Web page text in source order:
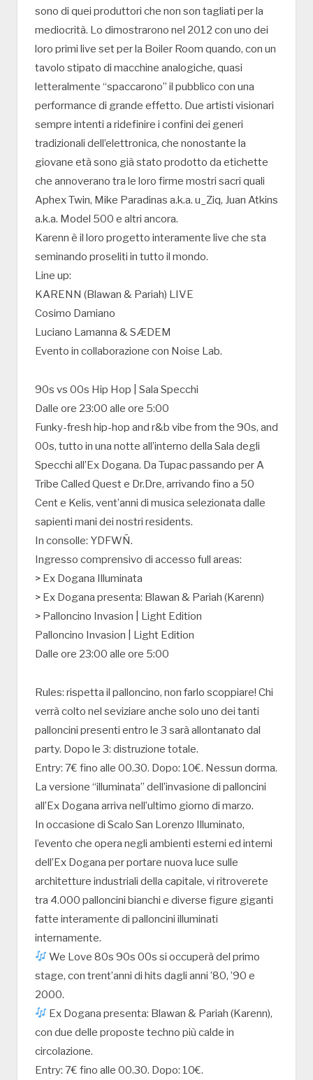
sono di quei produttori che non son tagliati per la
mediocrità. Lo dimostrarono nel 2012 con uno dei
loro primi live set per la Boiler Room quando, con un
tavolo stipato di macchine analogiche, quasi
letteralmente “spaccarono” il pubblico con una
performance di grande effetto. Due artisti visionari
sempre intenti a ridefinire i confini dei generi
tradizionali dell’elettronica, che nonostante la
giovane età sono già stato prodotto da etichette
che annoverano tra le loro firme mostri sacri quali
Aphex Twin, Mike Paradinas a.k.a. u_Ziq, Juan Atkins
a.k.a. Model 500 e altri ancora.
Karenn è il loro progetto interamente live che sta
seminando proseliti in tutto il mondo.
Line up:
KARENN (Blawan & Pariah) LIVE
Cosimo Damiano
Luciano Lamanna & SÆDEM
Evento in collaborazione con Noise Lab.
90s vs 00s Hip Hop | Sala Specchi
Dalle ore 23:00 alle ore 5:00
Funky-fresh hip-hop and r&b vibe from the 90s, and
00s, tutto in una notte all’interno della Sala degli
Specchi all’Ex Dogana. Da Tupac passando per A
Tribe Called Quest e Dr.Dre, arrivando fino a 50
Cent e Kelis, vent’anni di musica selezionata dalle
sapienti mani dei nostri residents.
In consolle: YDFWÑ.
Ingresso comprensivo di accesso full areas:
> Ex Dogana Illuminata
> Ex Dogana presenta: Blawan & Pariah (Karenn)
> Palloncino Invasion | Light Edition
Palloncino Invasion | Light Edition
Dalle ore 23:00 alle ore 5:00
Rules: rispetta il palloncino, non farlo scoppiare! Chi
verrà colto nel seviziare anche solo uno dei tanti
palloncini presenti entro le 3 sarà allontanato dal
party. Dopo le 3: distruzione totale.
Entry: 7€ fino alle 00.30. Dopo: 10€. Nessun dorma.
La versione “illuminata” dell’invasione di palloncini
all’Ex Dogana arriva nell’ultimo giorno di marzo.
In occasione di Scalo San Lorenzo Illuminato,
l’evento che opera negli ambienti esterni ed interni
dell’Ex Dogana per portare nuova luce sulle
architetture industriali della capitale, vi ritroverete
tra 4.000 palloncini bianchi e diverse figure giganti
fatte interamente di palloncini illuminati
internamente.
We Love 80s 90s 00s si occuperà del primo
stage, con trent’anni di hits dagli anni ’80, ’90 e
2000.
Ex Dogana presenta: Blawan & Pariah (Karenn),
con due delle proposte techno più calde in
circolazione.
Entry: 7€ fino alle 00.30. Dopo: 10€.